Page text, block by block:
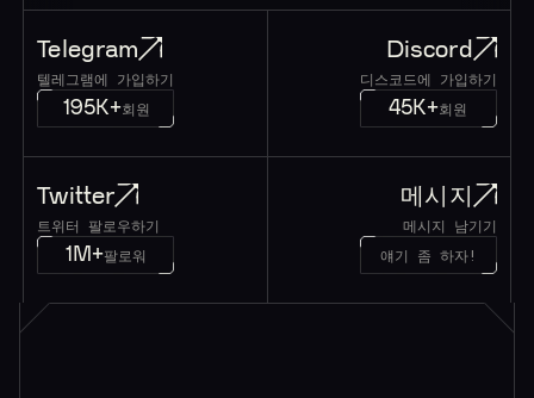
Telegram
텔레그램에 가입하기
195K+회원
Discord
디스코드에 가입하기
45K+회원
Twitter
트위터 팔로우하기
1M+팔로워
메시지
메시지 남기기
얘기 좀 하자!